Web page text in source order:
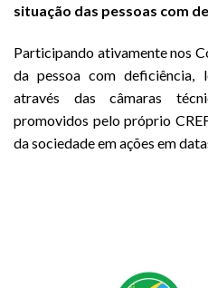
situação das pessoas com
Participando ativamente nos
da pessoa com deficiência,
através das câmaras
promovidos pelo próprio
da sociedade em ações em